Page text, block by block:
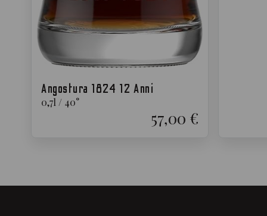
Angostura 1824 12 Anni
0,7l/ 40°
57,00 €